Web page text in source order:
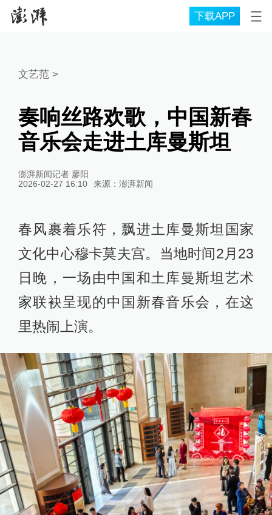
下载APP
文艺范>
奏响丝路欢歌，中国新春
音乐会走进土库曼斯坦
澎湃新闻记者 廖阳
2026-02-27 16:10
来源： 澎湃新闻
春风裹着乐符，飘进土库曼斯坦国家
文化中心穆卡莫夫宫。当地时间2月23
日晚，一场由中国和土库曼斯坦艺术
家联袂呈现的中国新春音乐会，在这
里热闹上演。